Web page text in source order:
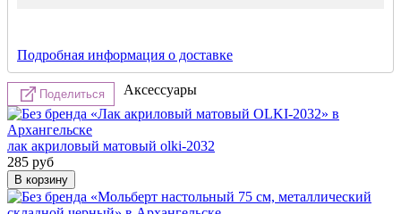
Подробная информация о доставке
Поделиться Аксессуары
лак акриловый матовый olki-2032
285 руб